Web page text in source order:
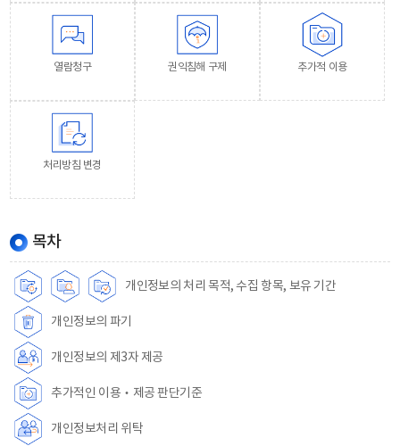
열람청구 권익침해 구제 추가적 이용
처리방침 변경
목차
개인정보의 처리 목적, 수집 항목, 보유 기간
개인정보의 파기
개인정보의 제3자 제공
추가적인 이용‧제공 판단기준
개인정보처리 위탁